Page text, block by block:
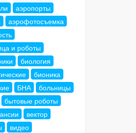
аэропорты
аэрофотосъемка
и роботы
биология
бионика
БНА
больницы
бытовые роботы
вектор
видео